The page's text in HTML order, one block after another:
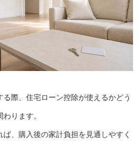
際、住宅ローン控除が使えるかどう
ります。
、購入後の家計負担を見通しやすく